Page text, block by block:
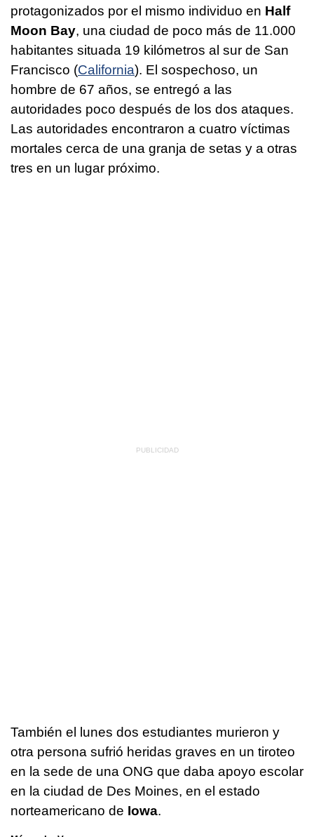
protagonizados por el mismo individuo en Half
Moon Bay, una ciudad de poco más de 11.000
habitantes situada 19 kilómetros al sur de San
Francisco (California). El sospechoso, un
hombre de 67 años, se entregó a las
autoridades poco después de los dos ataques.
Las autoridades encontraron a cuatro víctimas
mortales cerca de una granja de setas y a otras
tres en un lugar próximo.
También el lunes dos estudiantes murieron y
otra persona sufrió heridas graves en un tiroteo
en la sede de una ONG que daba apoyo escolar
en la ciudad de Des Moines, en el estado
norteamericano de Iowa.